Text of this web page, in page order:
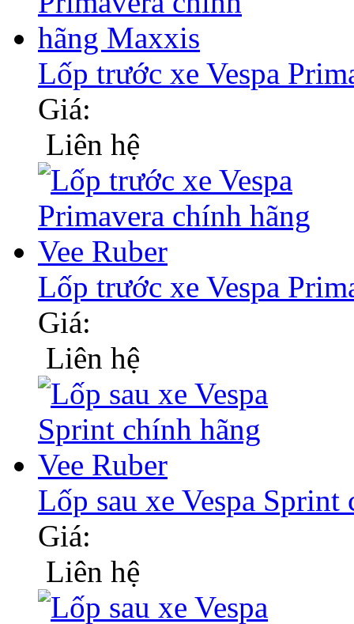
Lốp trước xe Vespa
Giá:
Liên hệ
Lốp trước xe Vespa
Giá:
Liên hệ
Lốp sau xe Vespa Sprint
Giá:
Liên hệ